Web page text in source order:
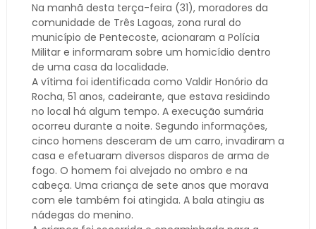
Na manhã desta terça-feira (31), moradores da
comunidade de Três Lagoas, zona rural do
município de Pentecoste, acionaram a Polícia
Militar e informaram sobre um homicídio dentro
de uma casa da localidade.
A vítima foi identificada como Valdir Honório da
Rocha, 51 anos, cadeirante, que estava residindo
no local há algum tempo. A execução sumária
ocorreu durante a noite. Segundo informações,
cinco homens desceram de um carro, invadiram a
casa e efetuaram diversos disparos de arma de
fogo. O homem foi alvejado no ombro e na
cabeça. Uma criança de sete anos que morava
com ele também foi atingida. A bala atingiu as
nádegas do menino.